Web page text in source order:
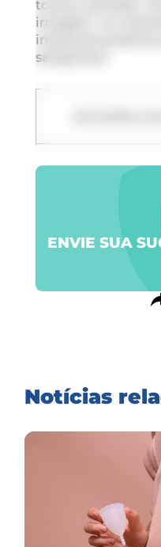
tomou placebo.
imagem, os
impactos
sanguíneo.
ENVIE SUA
Notícias